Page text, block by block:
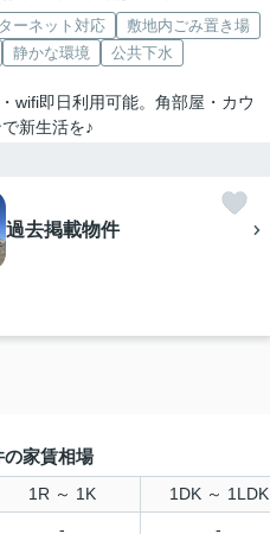
ーネット対応
敷地内ごみ置き場
静かな環境 公共下水
wifi即日利用可能。角部屋・カウ
新生活を♪
過去掲載物件
家賃相場
1R ～ 1K 1DK ～ 1LDK
- -